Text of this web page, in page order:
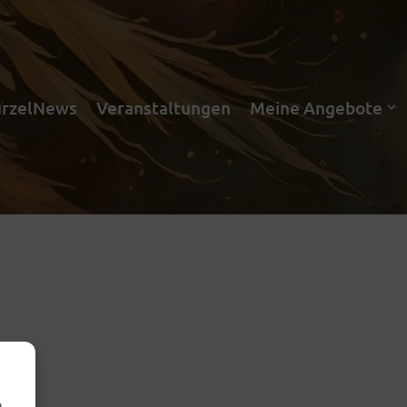
Veranstaltungen Meine Angebote